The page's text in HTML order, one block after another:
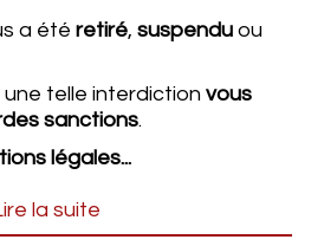
a été retiré, suspendu ou
une telle interdiction vous
sanctions.
légales...
la suite